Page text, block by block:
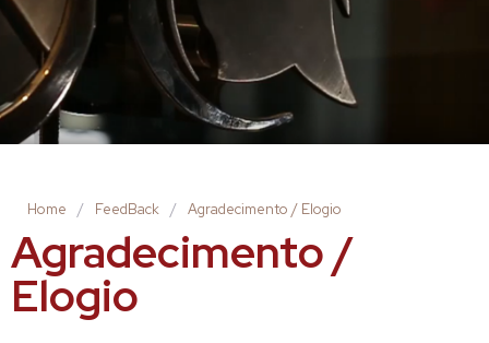
Home / FeedBack / Agradecimento / Elogio
Agradecimento /
Elogio